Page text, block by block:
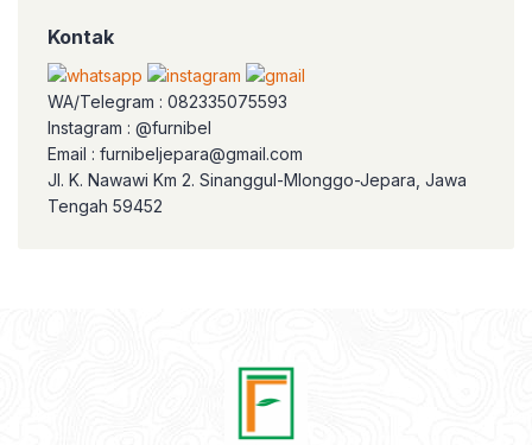
Kontak
WA/Telegram : 082335075593
Instagram : @furnibel
Email : furnibeljepara@gmail.com
Jl. K. Nawawi Km 2. Sinanggul-Mlonggo-Jepara, Jawa
Tengah 59452